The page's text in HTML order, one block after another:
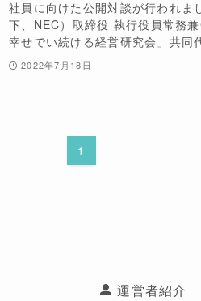
社員に向けた公開対談が行われま
下、NEC）取締役 執行役員常務
幸せでい続ける経営研究会」共同
2022年7月18日
1
運営者紹介